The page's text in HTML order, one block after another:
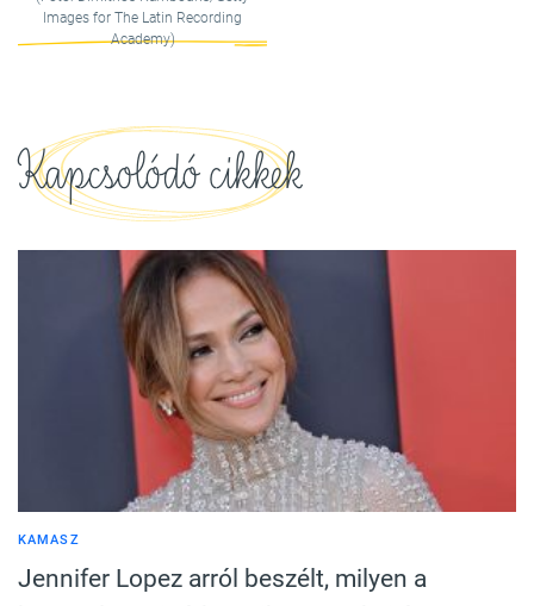
Images for The Latin Recording
Academy)
Kapcsolódó cikkek
KAMASZ
Jennifer Lopez arról beszélt, milyen a